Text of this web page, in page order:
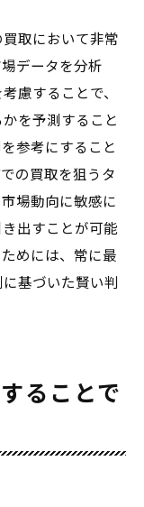
取において非常
データを分析
慮することで、
を予測すること
参考にすること
の買取を狙うタ
場動向に敏感に
出すことが可能
めには、常に最
基づいた賢い判
ることで